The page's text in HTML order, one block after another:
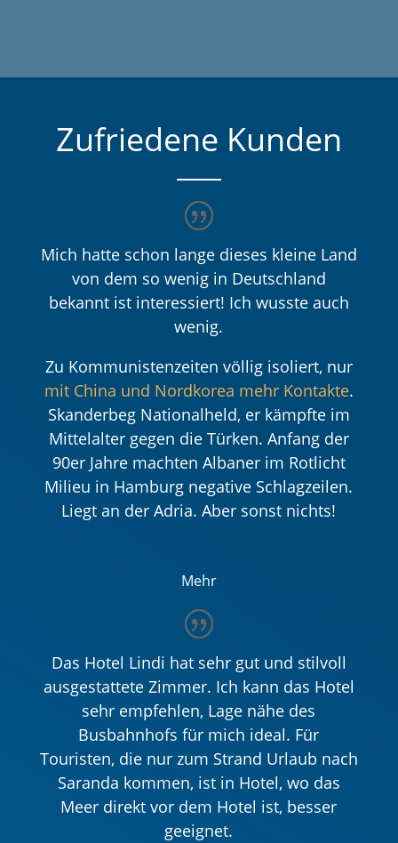
Zufriedene Kunden
Mich hatte schon lange dieses kleine Land
von dem so wenig in Deutschland
bekannt ist interessiert! Ich wusste auch
wenig.
Zu Kommunistenzeiten völlig isoliert, nur
mit China und Nordkorea mehr Kontakte.
Skanderbeg Nationalheld, er kämpfte im
Mittelalter gegen die Türken. Anfang der
90er Jahre machten Albaner im Rotlicht
Milieu in Hamburg negative Schlagzeilen.
Liegt an der Adria. Aber sonst nichts!
Mehr
Das Hotel Lindi hat sehr gut und stilvoll
ausgestattete Zimmer. Ich kann das Hotel
sehr empfehlen, Lage nähe des
Busbahnhofs für mich ideal. Für
Touristen, die nur zum Strand Urlaub nach
Saranda kommen, ist in Hotel, wo das
Meer direkt vor dem Hotel ist, besser
geeignet.